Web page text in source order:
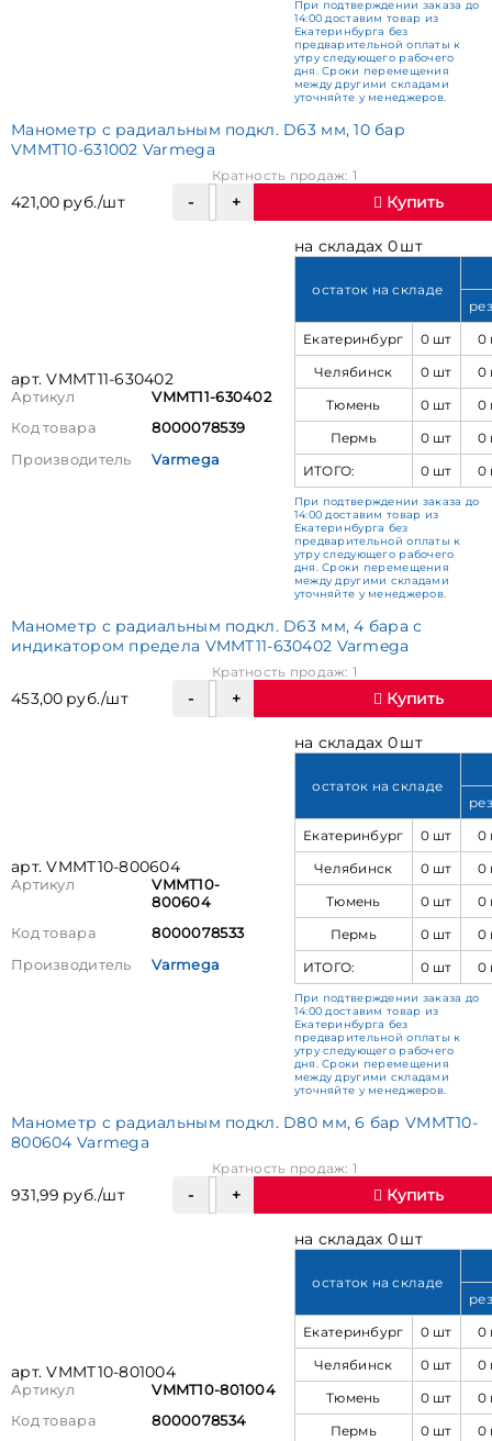
При подтверждении заказа до
14:00 доставим товар из
Екатеринбурга без
предварительной оплаты к
утру следующего рабочего
дня. Сроки перемещения
между другими складами
уточняйте у менеджеров.
Манометр с радиальным подкл. D63 мм, 10 бар
VMMT10-631002 Varmega
421,00 руб./шт
Кратность продаж: 1
Купить
арт. VMMT11-630402
Артикул
VMMT11-630402
Код товара
8000078539
Производитель
Varmega
на складах 0 шт
остаток на складе
Екатеринбург
0 шт
0
Челябинск
0 шт
0
Тюмень
0 шт
0
Пермь
0 шт
0
ИТОГО:
0 шт 0
При подтверждении заказа до
14:00 доставим товар из
Екатеринбурга без
предварительной оплаты к
утру следующего рабочего
дня. Сроки перемещения
между другими складами
уточняйте у менеджеров.
Манометр с радиальным подкл. D63 мм, 4 бара с
индикатором предела VMMT11-630402 Varmega
453,00 руб./шт
Кратность продаж: 1
Купить
арт. VMMT10-800604
Артикул
VMMT10-
800604
Код товара
8000078533
Производитель
Varmega
на складах 0 шт
остаток на складе
Екатеринбург
0 шт
0
Челябинск
0 шт
0
Тюмень
0 шт
0
Пермь
0 шт
0
ИТОГО:
0 шт 0
При подтверждении заказа до
14:00 доставим товар из
Екатеринбурга без
предварительной оплаты к
утру следующего рабочего
дня. Сроки перемещения
между другими складами
уточняйте у менеджеров.
Манометр с радиальным подкл. D80 мм, 6 бар VMMT10-
800604 Varmega
931,99 руб./шт
Кратность продаж: 1
Купить
арт. VMMT10-801004
Артикул
VMMT10-801004
Код товара
8000078534
на складах 0 шт
остаток на складе
Екатеринбург
0 шт
0
Челябинск
0 шт
0
Тюмень
0 шт
0
Пермь
0 шт
0